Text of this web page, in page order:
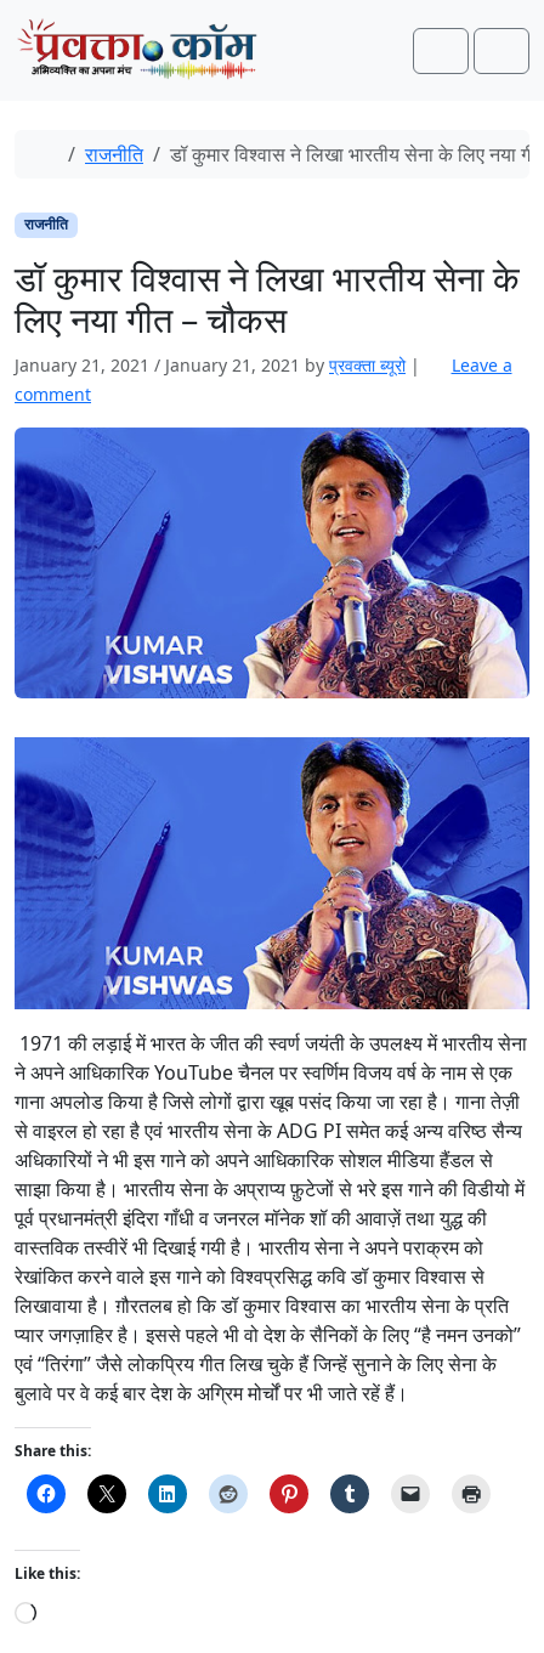
Skip to content
Skip to footer
Search
Home
राजनीति डॉ कुमार विश्वास ने लिखा भारतीय सेना के लिए नया
राजनीति
डॉ कुमार विश्वास ने लिखा भारतीय सेना के
लिए नया गीत – चौकस
January 21, 2021 / January 21, 2021 by प्रवक्‍ता ब्यूरो |
Leave a
comment
1971 की लड़ाई में भारत के जीत की स्वर्ण जयंती के उपलक्ष्य में भारतीय सेना
ने अपने आधिकारिक YouTube चैनल पर स्वर्णिम विजय वर्ष के नाम से एक
गाना अपलोड किया है जिसे लोगों द्वारा खूब पसंद किया जा रहा है। गाना तेज़ी
से वाइरल हो रहा है एवं भारतीय सेना के ADG PI समेत कई अन्य वरिष्ठ सैन्य
अधिकारियों ने भी इस गाने को अपने आधिकारिक सोशल मीडिया हैंडल से
साझा किया है। भारतीय सेना के अप्राप्य फ़ुटेजों से भरे इस गाने की विडीयो में
पूर्व प्रधानमंत्री इंदिरा गाँधी व जनरल मॉनेक शॉ की आवाज़ें तथा युद्ध की
वास्तविक तस्वीरें भी दिखाई गयी है। भारतीय सेना ने अपने पराक्रम को
रेखांकित करने वाले इस गाने को विश्वप्रसिद्ध कवि डॉ कुमार विश्वास से
लिखावाया है। ग़ौरतलब हो कि डॉ कुमार विश्वास का भारतीय सेना के प्रति
प्यार जगज़ाहिर है। इससे पहले भी वो देश के सैनिकों के लिए “है नमन उनको”
एवं “तिरंगा” जैसे लोकप्रिय गीत लिख चुके हैं जिन्हें सुनाने के लिए सेना के
बुलावे पर वे कई बार देश के अग्रिम मोर्चों पर भी जाते रहें हैं।
Share this:
Like this:
L